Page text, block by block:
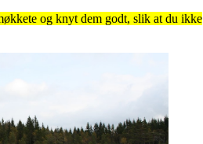
og knyt dem godt, slik at du ikke